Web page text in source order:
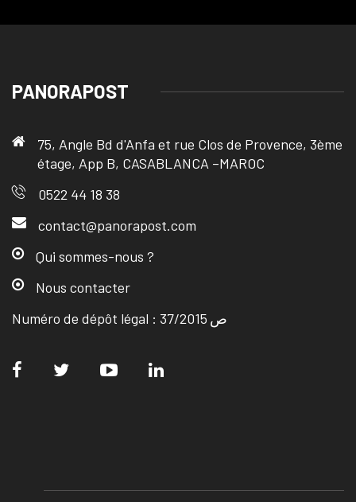
PANORAPOST
75, Angle Bd d'Anfa et rue Clos de Provence, 3ème
étage, App B, CASABLANCA –MAROC
0522 44 18 38
contact@panorapost.com
Qui sommes-nous ?
Nous contacter
Numéro de dépôt légal : ص 37/2015